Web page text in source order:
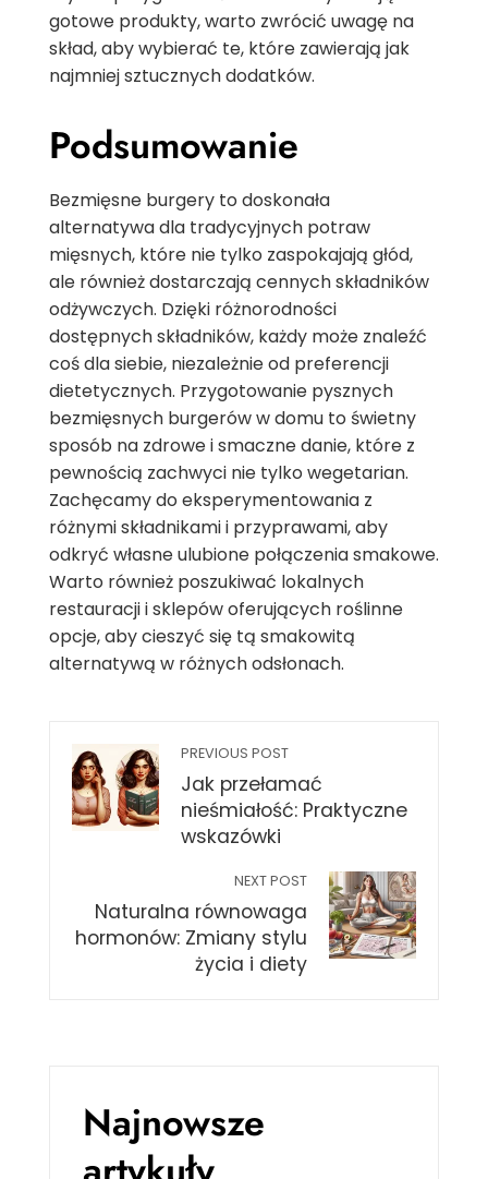
gotowe produkty, warto zwrócić uwagę na
skład, aby wybierać te, które zawierają jak
najmniej sztucznych dodatków.
Podsumowanie
Bezmięsne burgery to doskonała
alternatywa dla tradycyjnych potraw
mięsnych, które nie tylko zaspokajają głód,
ale również dostarczają cennych składników
odżywczych. Dzięki różnorodności
dostępnych składników, każdy może znaleźć
coś dla siebie, niezależnie od preferencji
dietetycznych. Przygotowanie pysznych
bezmięsnych burgerów w domu to świetny
sposób na zdrowe i smaczne danie, które z
pewnością zachwyci nie tylko wegetarian.
Zachęcamy do eksperymentowania z
różnymi składnikami i przyprawami, aby
odkryć własne ulubione połączenia smakowe.
Warto również poszukiwać lokalnych
restauracji i sklepów oferujących roślinne
opcje, aby cieszyć się tą smakowitą
alternatywą w różnych odsłonach.
PREVIOUS POST
Jak przełamać
nieśmiałość: Praktyczne
wskazówki
NEXT POST
Naturalna równowaga
hormonów: Zmiany stylu
życia i diety
Najnowsze